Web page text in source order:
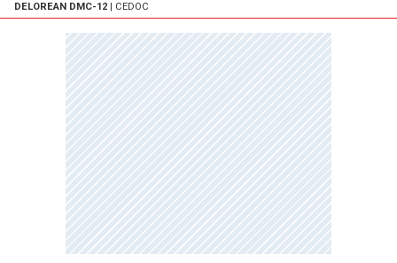
DELOREAN DMC-12 | CEDOC